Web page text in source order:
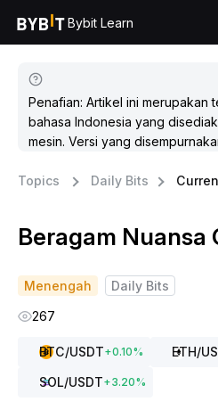
Bybit Learn
Penafian: Artikel ini merupakan
bahasa Indonesia yang
mesin. Versi yang
Topics Daily Bits
Beragam Nuansa
Menengah
Daily Bits
267
BTC/USDT+0.10% ETH/
SOL/USDT+3.20%